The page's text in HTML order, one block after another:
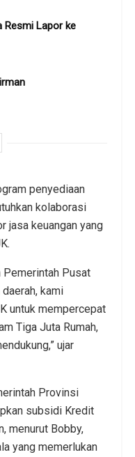
Resmi Lapor ke
penyediaan
kolaborasi
jasa keuangan yang
Pemerintah Pusat
kami
untuk mempercepat
Tiga Juta Rumah,
ujar
Provinsi
subsidi Kredit
menurut Bobby,
yang memerlukan